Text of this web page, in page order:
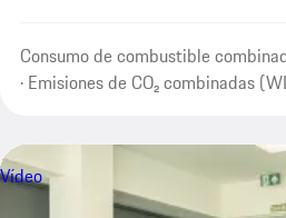
Consumo de combustible
· Emisiones de CO₂ combinadas
Vídeo